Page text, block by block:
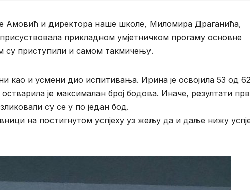
Амовић и директора наше школе, Миломира Драганића,
прикладном умјетничком прогаму основне
су приступили и самом такмичењу.
као и усмени дио испитивања. Ирина је освојила 53 од
је максималан број бодова. Иначе, резултати
су се у по један бод.
на постигнутом успјеху уз жељу да и даље нижу